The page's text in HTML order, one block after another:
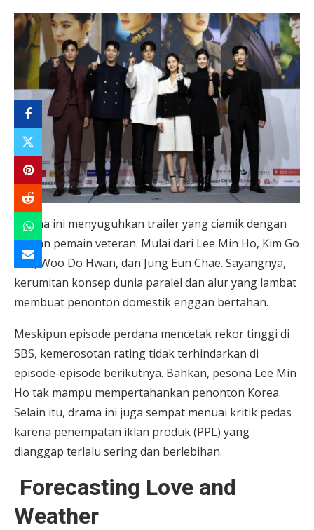
Drama ini menyuguhkan trailer yang ciamik dengan
jajaran pemain veteran. Mulai dari Lee Min Ho, Kim Go
Eun, Woo Do Hwan, dan Jung Eun Chae. Sayangnya,
kerumitan konsep dunia paralel dan alur yang lambat
membuat penonton domestik enggan bertahan.
Meskipun episode perdana mencetak rekor tinggi di
SBS, kemerosotan rating tidak terhindarkan di
episode-episode berikutnya. Bahkan, pesona Lee Min
Ho tak mampu mempertahankan penonton Korea.
Selain itu, drama ini juga sempat menuai kritik pedas
karena penempatan iklan produk (PPL) yang
dianggap terlalu sering dan berlebihan.
Forecasting Love and
Weather